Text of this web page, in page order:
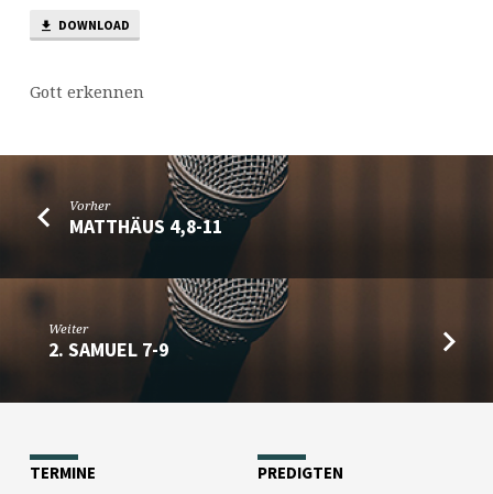
DOWNLOAD
Gott erkennen
Vorher
MATTHÄUS 4,8-11
Weiter
2. SAMUEL 7-9
TERMINE PREDIGTEN